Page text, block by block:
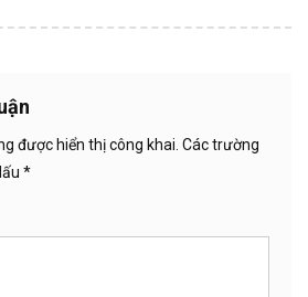
được hiển thị công khai. Các trường
*